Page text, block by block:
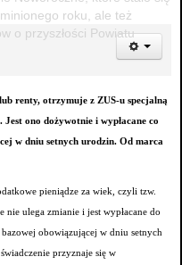
roku, ale też
o przyszłości Powiatu
renty, otrzymuje z ZUS-u specjalną
ono dożywotnie i wypłacane co
w dniu setnych urodzin. Od marca
pieniądze za wiek, czyli tzw.
nie ulega zmianie i jest wypłacane do
obowiązującej w dniu setnych
przyznaje się w